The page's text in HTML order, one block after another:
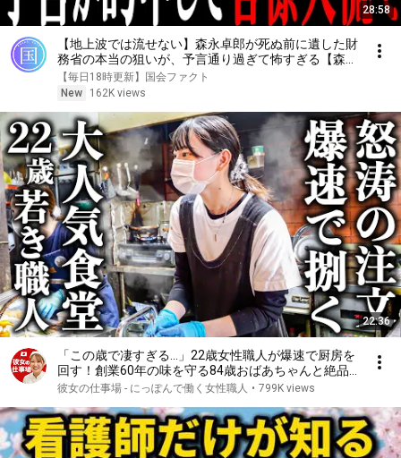
28:58
【地上波では流せない】森永卓郎が死ぬ前に遺した財
務省の本当の狙いが、予言通り過ぎて怖すぎる【森永
康平/三橋貴明/高家望愛】
【毎日18時更新】国会ファクト
New
162K views
22:36
「この歳で凄すぎる…」22歳女性職人が爆速で厨房を
回す！創業60年の味を守る84歳おばあちゃんと絶品
とり天
彼女の仕事場 - にっぽんで働く女性職人 • 799K views